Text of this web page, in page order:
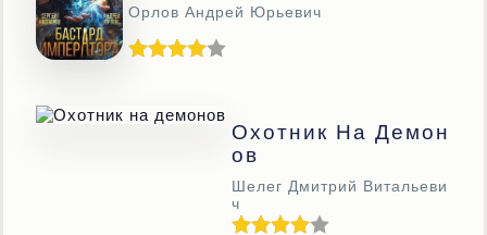
Орлов Андрей Юрьевич
Охотник На Демон
Ов
Шелег Дмитрий Витальеви
ч